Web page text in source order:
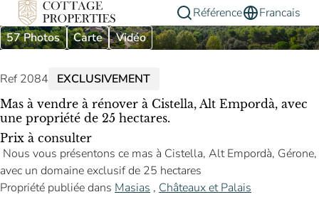
Référence
Francais
57 Photos
Carte Vidéo
Ref 2084 EXCLUSIVEMENT
Mas à vendre à rénover à Cistella, Alt Empordà, avec
une propriété de 25 hectares.
Prix à consulter
Nous vous présentons ce mas à Cistella, Alt Empordà, Gérone,
avec un domaine exclusif de 25 hectares
Propriété publiée dans Masias , Châteaux et Palais